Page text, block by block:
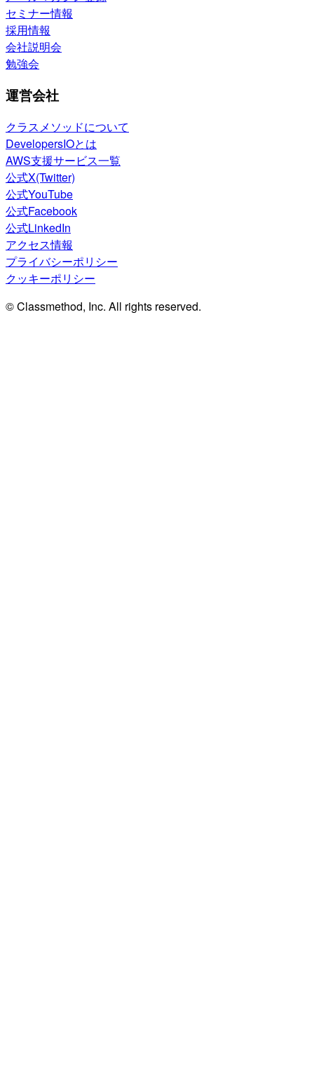
セミナー情報
採用情報
会社説明会
勉強会
運営会社
クラスメソッドについて
DevelopersIOとは
AWS支援サービス一覧
公式X(Twitter)
公式YouTube
公式Facebook
公式LinkedIn
アクセス情報
プライバシーポリシー
クッキーポリシー
© Classmethod, Inc. All rights reserved.